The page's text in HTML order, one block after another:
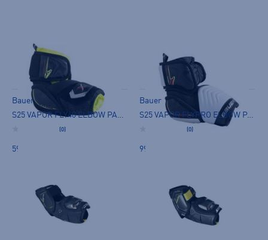
Bauer
S25 VAPOR FLY40 ELBOW PAD -JR - kyynärsuoja
(0)
59,90 €
Bauer
S25 VAPOR FLYPRO ELBOW PAD -JR - kyynärsuoja
(0)
99,90 €